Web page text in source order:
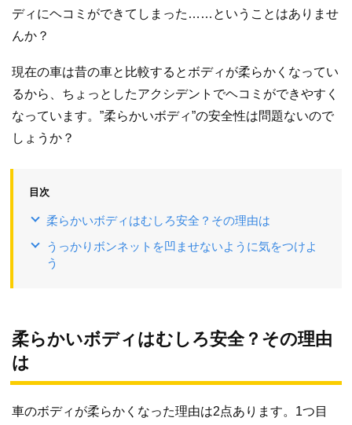
ディにヘコミができてしまった……ということはありませ
んか？
現在の車は昔の車と比較するとボディが柔らかくなってい
るから、ちょっとしたアクシデントでヘコミができやすく
なっています。”柔らかいボディ”の安全性は問題ないので
しょうか？
目次
柔らかいボディはむしろ安全？その理由は
うっかりボンネットを凹ませないように気をつけよ
う
柔らかいボディはむしろ安全？その理由
は
車のボディが柔らかくなった理由は2点あります。1つ目